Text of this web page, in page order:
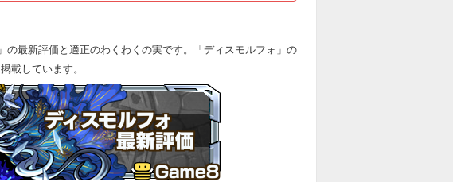
の最新評価と適正のわくわくの実です。「ディスモルフォ」の
載しています。